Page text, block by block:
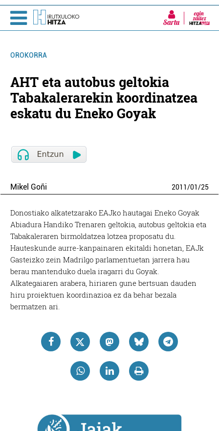
Sartu
OROKORRA
AHT eta autobus geltokia
Tabakalerarekin koordinatzea
eskatu du Eneko Goyak
Mikel Goñi 2011/01/25
Donostiako alkatetzarako EAJko hautagai Eneko Goyak
Abiadura Handiko Trenaren geltokia, autobus geltokia eta
Tabakaleraren birmoldatzea lotzea proposatu du.
Hauteskunde aurre-kanpainaren ekitaldi honetan, EAJk
Gasteizko zein Madrilgo parlamentuetan jarrera hau
berau mantenduko duela iragarri du Goyak.
Alkategaiaren arabera, hiriaren gune bertsuan dauden
hiru proiektuen koordinazioa ez da behar bezala
bermatzen ari.